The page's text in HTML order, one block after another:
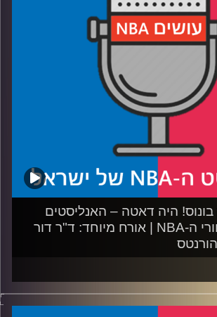
והניקס בראן אנד גן, דטרויט סובלת מפצעי
לוצקי
פרק בונוס! היה דאטה – האנליסטים
והמודלים מאחורי ה-NBA | אורח מיוחד: ד"ר דור
עם ערן סורוקה, שרון דוידוביץ', משה
בשיתוף קול האוניברסיטה.